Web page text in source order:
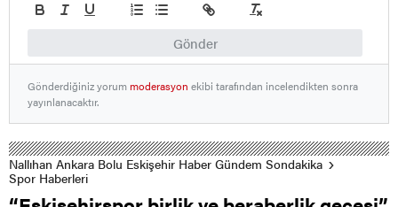
Gönder
Gönderdiğiniz yorummoderasyon ekibi tarafından incelendikten sonra
yayınlanacaktır.
Nallıhan Ankara Bolu Eskişehir Haber Gündem Sondakika
Spor Haberleri